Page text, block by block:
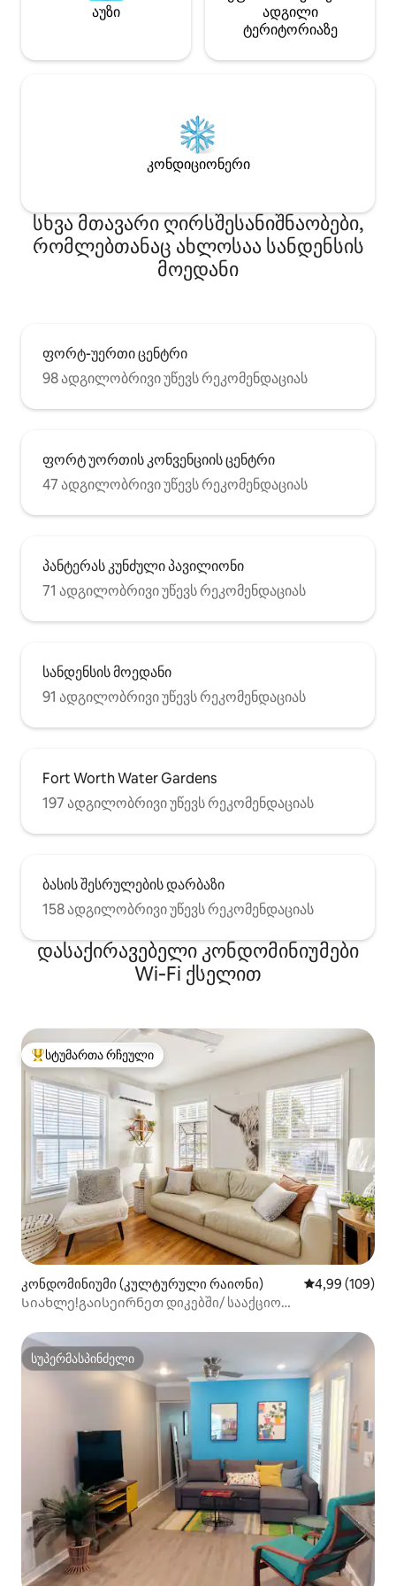
აუზი
ადგილი
ტერიტორიაზე
კონდიციონერი
სხვა მთავარი ღირსშესანიშნაობები,
რომლებთანაც ახლოსაა სანდენსის
მოედანი
ფორტ-უერთი ცენტრი
98 ადგილობრივი უწევს რეკომენდაციას
ფორტ უორთის კონვენციის ცენტრი
47 ადგილობრივი უწევს რეკომენდაციას
პანტერას კუნძული პავილიონი
71 ადგილობრივი უწევს რეკომენდაციას
სანდენსის მოედანი
91 ადგილობრივი უწევს რეკომენდაციას
Fort Worth Water Gardens
197 ადგილობრივი უწევს რეკომენდაციას
ბასის შესრულების დარბაზი
158 ადგილობრივი უწევს რეკომენდაციას
დასაქირავებელი კონდომინიუმები
Wi‑Fi ქსელით
სტუმართა რჩეული მოწინავე ვარიანტი
სტუმართა რჩეული
კონდომინიუმი (კულტურული რაიონი) საშუალო
4,99 (109)
Სიახლე!გაისეირნეთ დიკებში/ სააქციო
სუპერმასპინძელი
სუპერმასპინძელი